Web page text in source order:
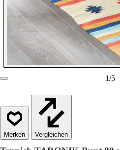
1/5
Vergleichen